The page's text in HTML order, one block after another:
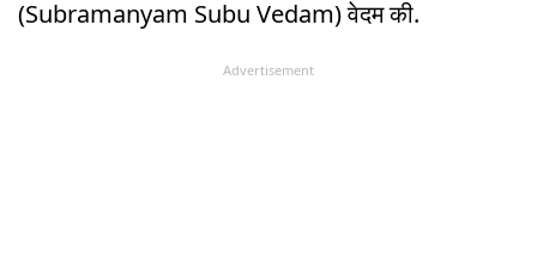
(Subramanyam Subu Vedam) वेदम की.
Advertisement